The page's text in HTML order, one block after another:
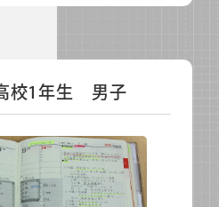
1年生 男子